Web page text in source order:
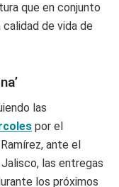
que en conjunto
de vida de
las
por el
ante el
las entregas
los próximos